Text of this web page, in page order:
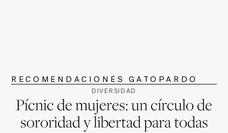
RECOMENDACIONES GATOPARDO
DIVERSIDAD
Pícnic de mujeres: un círculo de
sororidad y libertad para todas